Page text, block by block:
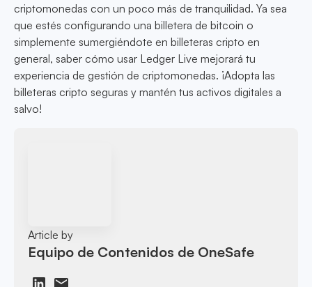
criptomonedas con un poco más de tranquilidad. Ya sea
que estés configurando una billetera de bitcoin o
simplemente sumergiéndote en billeteras cripto en
general, saber cómo usar Ledger Live mejorará tu
experiencia de gestión de criptomonedas. ¡Adopta las
billeteras cripto seguras y mantén tus activos digitales a
salvo!
Article by
Equipo de Contenidos de OneSafe